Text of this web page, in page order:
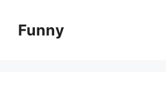
contentFunny